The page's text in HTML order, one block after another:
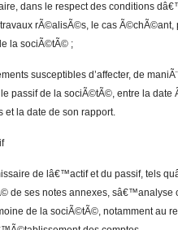
dans le respect des conditions
rÃ©alisÃ©s, le cas
la sociÃ©tÃ© ;
susceptibles d’affecter, de
passif de la sociÃ©tÃ©, entre la
et la date de son rapport.
de lâ€™actif et du passif, tels
de ses notes annexes, sâ€™analyse
de la sociÃ©tÃ©, notamment au